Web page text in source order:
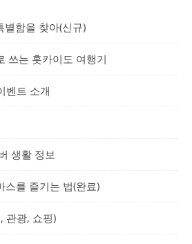
함을 찾아(신규)
쓰는 홋카이도 여행기
벤트 소개
생활 정보
스를 즐기는 법(완료)
관광, 쇼핑)